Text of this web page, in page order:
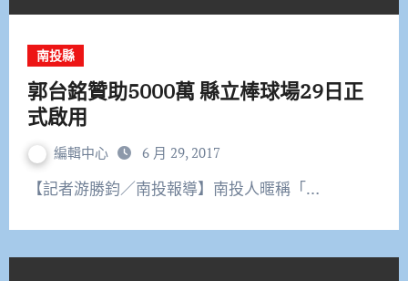
南投縣
郭台銘贊助5000萬 縣立棒球場29日正
式啟用
編輯中心 6 月 29, 2017
【記者游勝鈞／南投報導】南投人暱稱「…